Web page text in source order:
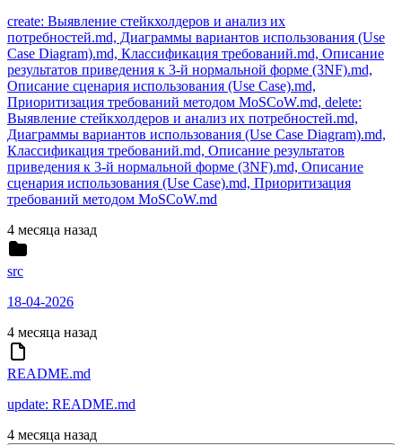
create: Выявление стейкхолдеров и анализ их
потребностей.md, Диаграммы вариантов использования (Use
Case Diagram).md, Классификация требований.md, Описание
результатов приведения к 3-й нормальной форме (3NF).md,
Описание сценария использования (Use Case).md,
Приоритизация требований методом MoSCoW.md, delete:
Выявление стейкхолдеров и анализ их потребностей.md,
Диаграммы вариантов использования (Use Case Diagram).md,
Классификация требований.md, Описание результатов
приведения к 3-й нормальной форме (3NF).md, Описание
сценария использования (Use Case).md, Приоритизация
требований методом MoSCoW.md
4 месяца назад
src
18-04-2026
4 месяца назад
README.md
update: README.md
4 месяца назад